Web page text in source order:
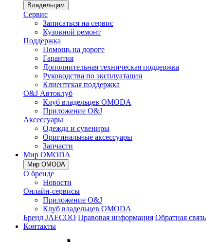
Владельцам
Сервис
Записаться на сервис
Кузовной ремонт
Поддержка
Помощь на дороге
Гарантия
Дополнительная техническая поддержка
Руководства по эксплуатации
Клиентская поддержка
O&J Автоклуб
Клуб владельцев OMODA
Приложение O&J
Аксессуары
Одежда и сувениры
Оригинальные аксессуары
Запчасти
Мир OMODA
Мир OMODA
О бренде
Новости
Онлайн-сервисы
Приложение O&J
Клуб владельцев OMODA
Бренд JAECOO Правовая информация Обратная связь
Контакты